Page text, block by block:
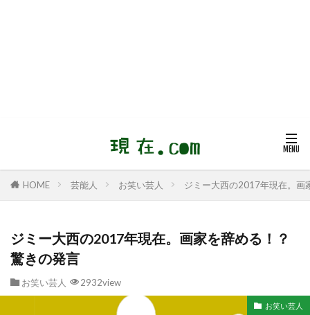
HOME 芸能人 お笑い芸人 ジミー大西の2017年現在。画
ジミー大西の2017年現在。画家を辞める！？
驚きの発言
お笑い芸人 2932view
お笑い芸人